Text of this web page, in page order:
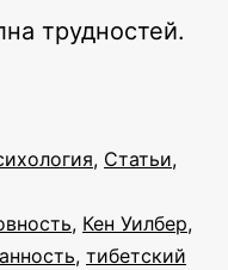
трудностей.
, Статьи,
, Кен Уилбер,
, тибетский